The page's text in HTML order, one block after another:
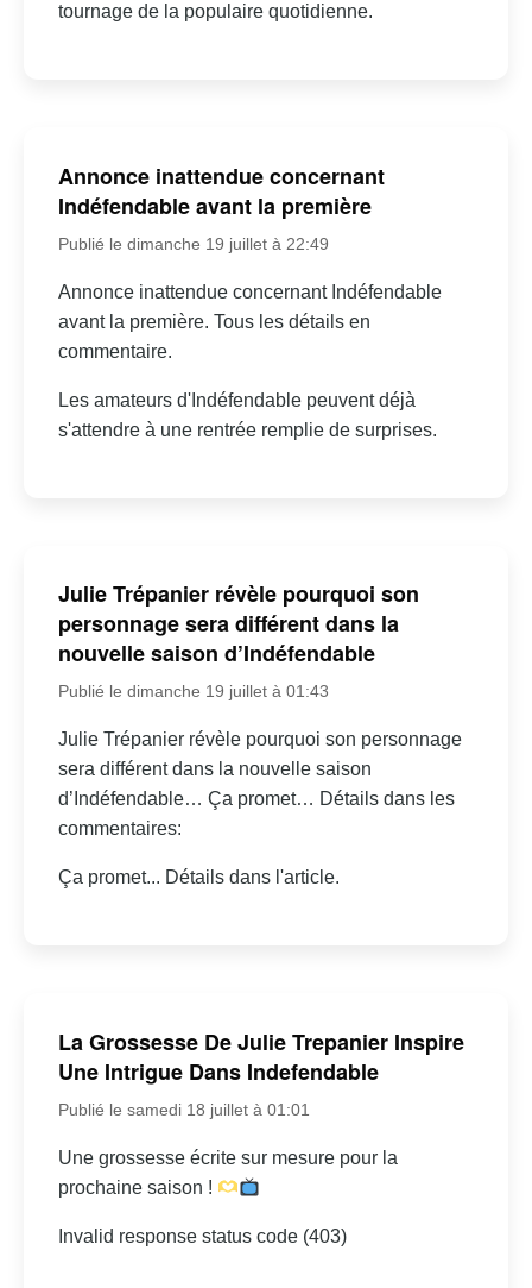
tournage de la populaire quotidienne.
Annonce inattendue concernant
Indéfendable avant la première
Publié le dimanche 19 juillet à 22:49
Annonce inattendue concernant Indéfendable
avant la première. Tous les détails en
commentaire.
Les amateurs d'Indéfendable peuvent déjà
s'attendre à une rentrée remplie de surprises.
Julie Trépanier révèle pourquoi son
personnage sera différent dans la
nouvelle saison d’Indéfendable
Publié le dimanche 19 juillet à 01:43
Julie Trépanier révèle pourquoi son personnage
sera différent dans la nouvelle saison
d’Indéfendable… Ça promet… Détails dans les
commentaires:
Ça promet... Détails dans l'article.
La Grossesse De Julie Trepanier Inspire
Une Intrigue Dans Indefendable
Publié le samedi 18 juillet à 01:01
Une grossesse écrite sur mesure pour la
prochaine saison !
Invalid response status code (403)